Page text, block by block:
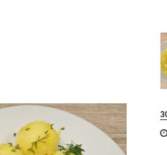
2026 obiad
08-07
31-07-2026
śniadanie
 2026-08-07
